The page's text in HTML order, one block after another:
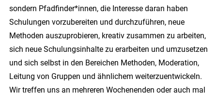
sondern Pfadfinder*innen, die Interesse daran haben
Schulungen vorzubereiten und durchzuführen, neue
Methoden auszuprobieren, kreativ zusammen zu arbeiten,
sich neue Schulungsinhalte zu erarbeiten und umzusetzen
und sich selbst in den Bereichen Methoden, Moderation,
Leitung von Gruppen und ähnlichem weiterzuentwickeln.
Wir treffen uns an mehreren Wochenenden oder auch mal